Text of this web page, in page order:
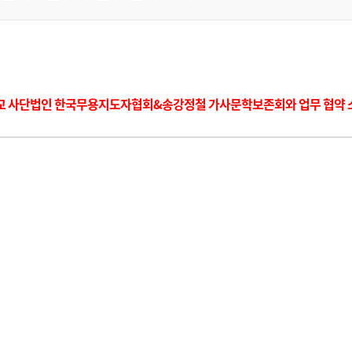
사단법인 한국무용지도자협회&송강정철 가사문학보존회와 업무 협약